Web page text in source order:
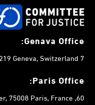
Genava Office:
7 chemin de Balexert, Châtelaine,1219 Geneva, Switzerland.
Paris Office:
60, rue François 1er, 75008 Paris, France.